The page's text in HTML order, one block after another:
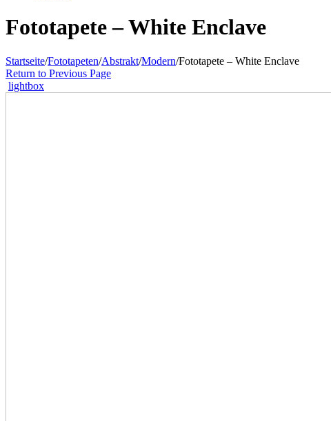
Fototapete – White Enclave
Startseite/Fototapeten/Abstrakt/Modern/Fototapete – White Enclave
Return to Previous Page
lightbox